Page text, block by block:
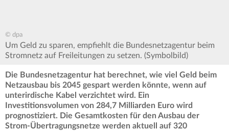
© dpa
Um Geld zu sparen, empfiehlt die Bundesnetzagentur beim
Stromnetz auf Freileitungen zu setzen. (Symbolbild)
Die Bundesnetzagentur hat berechnet, wie viel Geld beim
Netzausbau bis 2045 gespart werden könnte, wenn auf
unterirdische Kabel verzichtet wird. Ein
Investitionsvolumen von 284,7 Milliarden Euro wird
prognostiziert. Die Gesamtkosten für den Ausbau der
Strom-Übertragungsnetze werden aktuell auf 320